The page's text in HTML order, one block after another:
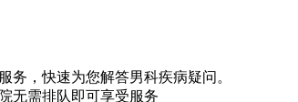
务，快速为您解答男科疾病疑问。
无需排队即可享受服务